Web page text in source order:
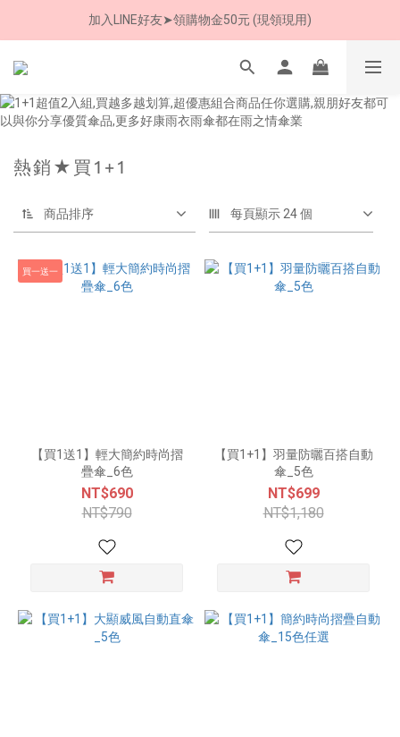
8/8 父親節限定 超商取貨免運費
加入LINE好友➤領購物金50元 (現領現用)
7/30-8/24 全館買就送 雨傘收納袋(乙個)
8/8 父親節限定 超商取貨免運費
熱銷★買1+1
商品排序 每頁顯示 24 個
買一送一
【買1送1】輕大簡約時尚摺
疊傘_6色
NT$690
NT$790
【買1+1】羽量防曬百搭自動
傘_5色
NT$699
NT$1,180